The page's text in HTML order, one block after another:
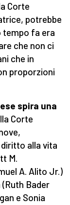
Corte
potrebbe
tempo fa era
che non ci
che in
proporzioni
spira una
Corte
alla vita
M.
A. Alito Jr.)
Bader
e Sonia